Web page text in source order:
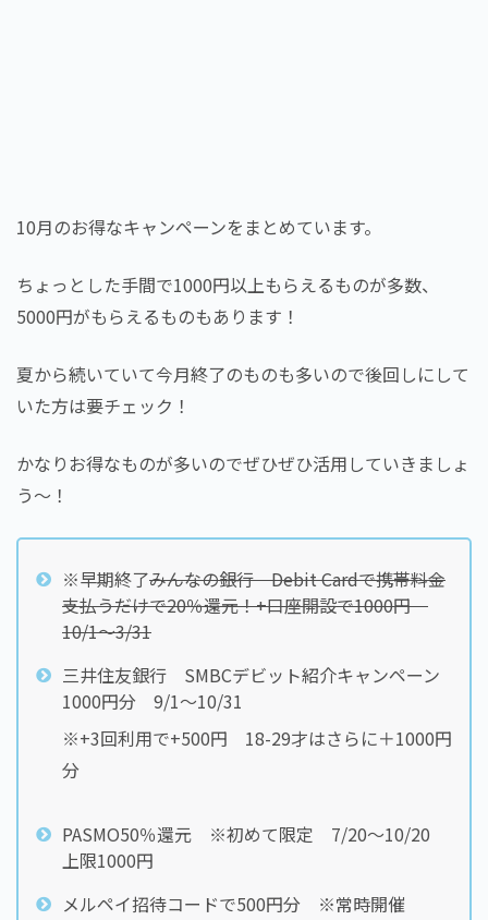
10月のお得なキャンペーンをまとめています。
ちょっとした手間で1000円以上もらえるものが多数、
5000円がもらえるものもあります！
夏から続いていて今月終了のものも多いので後回しにして
いた方は要チェック！
かなりお得なものが多いのでぜひぜひ活用していきましょ
う～！
※早期終了みんなの銀行 Debit Cardで携帯料金
支払うだけで20％還元！+口座開設で1000円
10/1～3/31
三井住友銀行 SMBCデビット紹介キャンペーン
1000円分 9/1～10/31
※+3回利用で+500円 18-29才はさらに＋1000円
分
PASMO50％還元 ※初めて限定 7/20～10/20
上限1000円
メルペイ招待コードで500円分 ※常時開催